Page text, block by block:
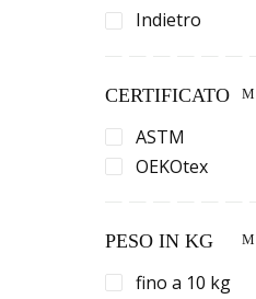
Indietro
CERTIFICATO
ASTM
OEKOtex
PESO IN KG
fino a 10 kg